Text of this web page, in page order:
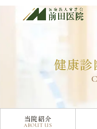
健康診断・がん検診
当院紹介
ABOUT US
健康